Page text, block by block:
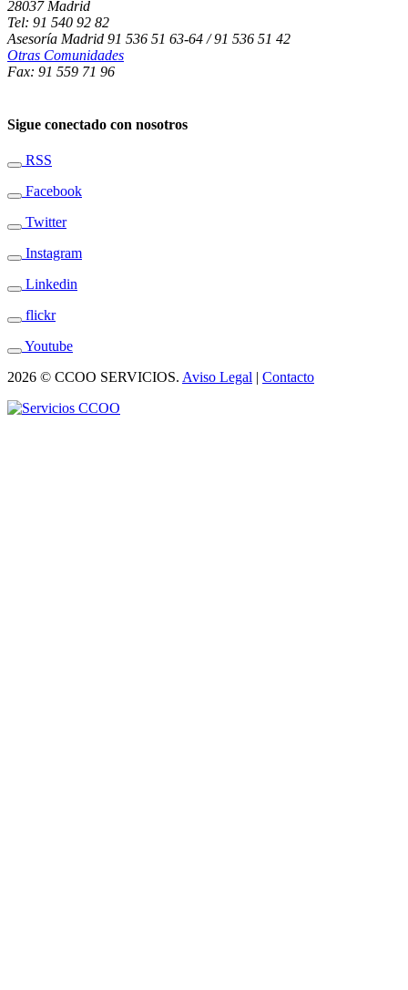
28037 Madrid
Tel: 91 540 92 82
Asesoría Madrid 91 536 51 63-64 / 91 536 51 42
Otras Comunidades
Fax: 91 559 71 96
Sigue conectado con nosotros
RSS
Facebook
Twitter
Instagram
Linkedin
flickr
Youtube
2026 © CCOO SERVICIOS. Aviso Legal | Contacto